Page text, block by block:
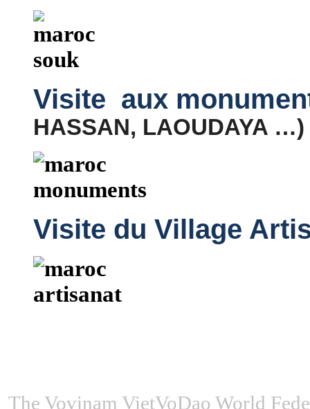
Visite aux
HASSAN, LAOUDAYA …)
Visite du Village
The Vovinam VietVoDao World